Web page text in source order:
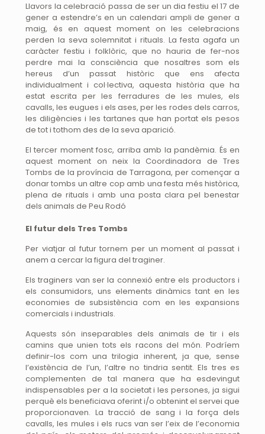
Llavors la celebració passa de ser un dia festiu el 17 de
gener a estendre’s en un calendari ampli de gener a
maig, és en aquest moment on les celebracions
perden la seva solemnitat i rituals. La festa agafa un
caràcter festiu i folklòric, que no hauria de fer-nos
perdre mai la consciència que nosaltres som els
hereus d’un passat històric que ens afecta
individualment i col·lectiva, aquesta història que ha
estat escrita per les ferradures de les mules, els
cavalls, les eugues i els ases, per les rodes dels carros,
les diligències i les tartanes que han portat els pesos
de tot i tothom des de la seva aparició.
El tercer moment fosc, arriba amb la pandèmia. És en
aquest moment on neix la Coordinadora de Tres
Tombs de la província de Tarragona, per començar a
donar tombs un altre cop amb una festa més històrica,
plena de rituals i amb una posta clara pel benestar
dels animals de Peu Rodó
El futur dels Tres Tombs
Per viatjar al futur tornem per un moment al passat i
anem a cercar la figura del traginer.
Els traginers van ser la connexió entre els productors i
els consumidors, uns elements dinàmics tant en les
economies de subsistència com en les expansions
comercials i industrials.
Aquests són inseparables dels animals de tir i els
camins que unien tots els racons del món. Podríem
definir-los com una trilogia inherent, ja que, sense
l’existència de l’un, l’altre no tindria sentit. Els tres es
complementen de tal manera que ha esdevingut
indispensables per a la societat i les persones, ja sigui
perquè els beneficiava oferint i/o obtenint el servei que
proporcionaven. La tracció de sang i la força dels
cavalls, les mules i els rucs van ser l’eix de l’economia